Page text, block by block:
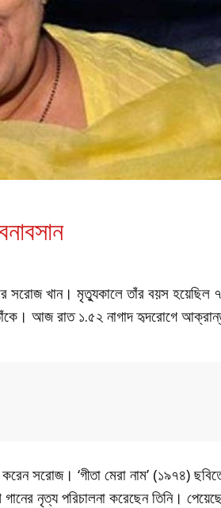
সরোজ খান। মৃত্যুকালে তাঁর বয়স
তাঁকে। আজ রাত ১.৫২ নাগাদ হৃদরোগে
সরোজ। ‘গীতা মেরা নাম’ (১৯৭৪)
নৃত্য পরিচালনা করেছেন তিনি।